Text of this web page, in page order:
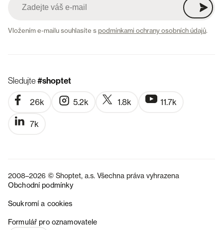
Vložením e-mailu souhlasíte spodmínkami ochrany osobních údajů.
Sledujte#shoptet
26k 5.2k 1.8k 11.7k
7k
2008–2026 © Shoptet, a.s. Všechna práva vyhrazena
Obchodní podmínky
Soukromí a cookies
Formulář pro oznamovatele